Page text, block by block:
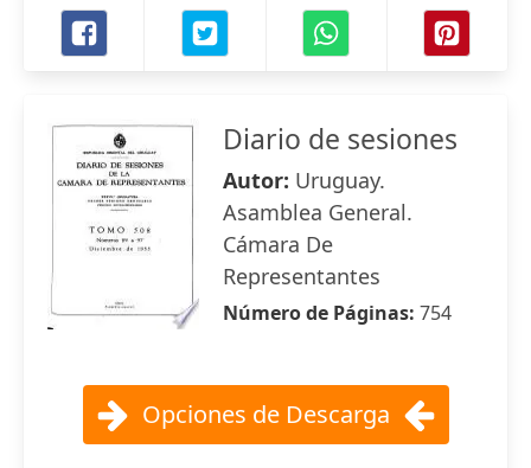
Diario de sesiones
Autor: Uruguay.
Asamblea General.
Cámara De
Representantes
Número de Páginas: 754
Opciones de Descarga